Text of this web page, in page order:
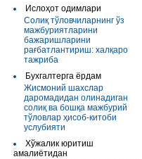
Ислоҳот одимлари
Солиқ тўловчиларнинг ўз
мажбуриятларини
бажаришларини
рағбатлантириш: халқаро
тажриба
Бухгалтерга ёрдам
Жисмоний шахслар
даромадидан олинадиган
солиқ ва бошқа мажбурий
тўловлар ҳисоб-китоби
услубияти
Хўжалик юритиш
амалиётидан